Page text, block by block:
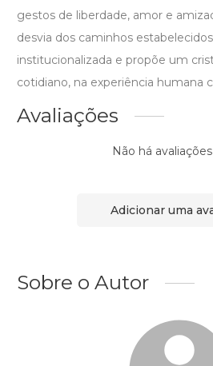
gestos de liberdade, amor e
desvia dos caminhos
institucionalizada e propõe um
cotidiano, na experiência humana
Avaliações
Não há
Adicionar uma
Sobre o Autor